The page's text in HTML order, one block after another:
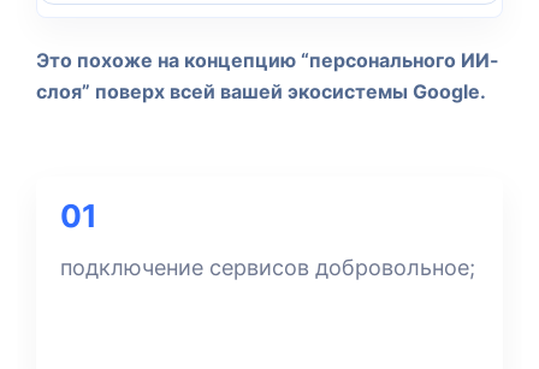
Это похоже на концепцию “персонального ИИ-
слоя” поверх всей вашей экосистемы Google.
01
подключение сервисов добровольное;